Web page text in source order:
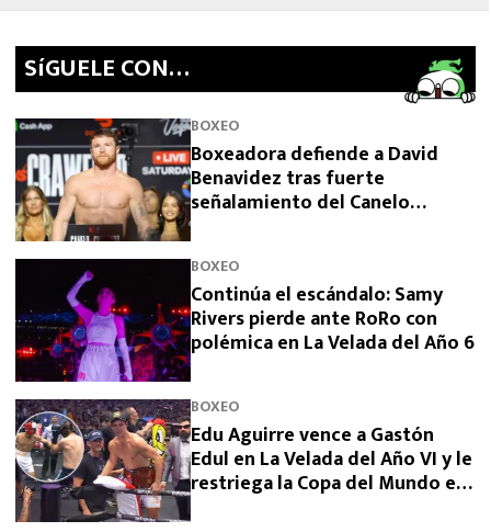
SíGUELE CON…
BOXEO
Boxeadora defiende a David
Benavidez tras fuerte
señalamiento del Canelo
BOXEO
Continúa el escándalo: Samy
Rivers pierde ante RoRo con
polémica en La Velada del Año 6
BOXEO
Edu Aguirre vence a Gastón
Edul en La Velada del Año VI y le
restriega la Copa del Mundo en